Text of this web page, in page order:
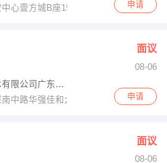
心壹方城B座1505
申请
面议
08-06
易管理信息技术有限公司广东省总代
中路华强佳和大厦1809-1810室申请
面议
08-06